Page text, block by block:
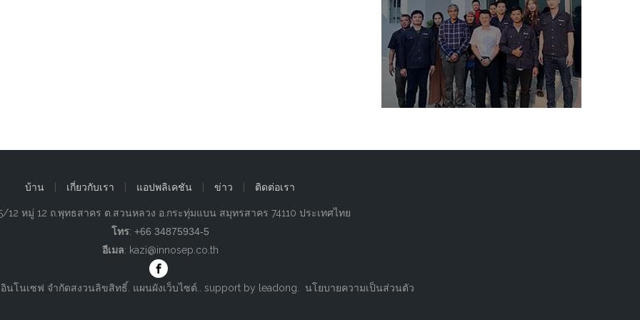
บ้าน เกี่ยวกับเรา แอปพลิเคชัน ข่าว ติดต่อเรา
12 หมู่ 12 ถ.พุทธสาคร ต.สวนหลวง อ.กระทุ่มแบน สมุทรสาคร 74110 ประเทศไทย
โทร: +66 34875934-5
อีเมล: kazi@innosep.co.th
นโนเซฟ จำกัดสงวนลิขสิทธิ์. แผนผังเว็บไซต์.. support by leadong. นโยบายความเป็นส่วนตัว